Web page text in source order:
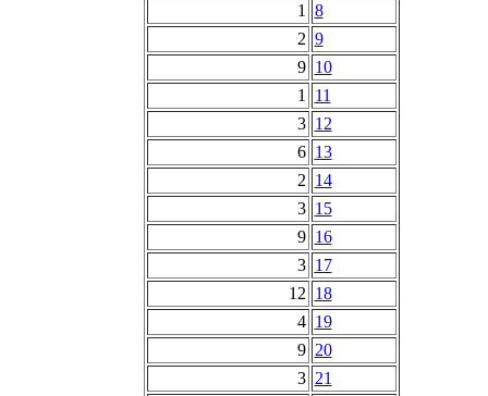
1
8
2 9
9 10
1
11
3 12
6 13
2 14
3 15
9 16
3 17
12 18
4 19
9 20
3 21